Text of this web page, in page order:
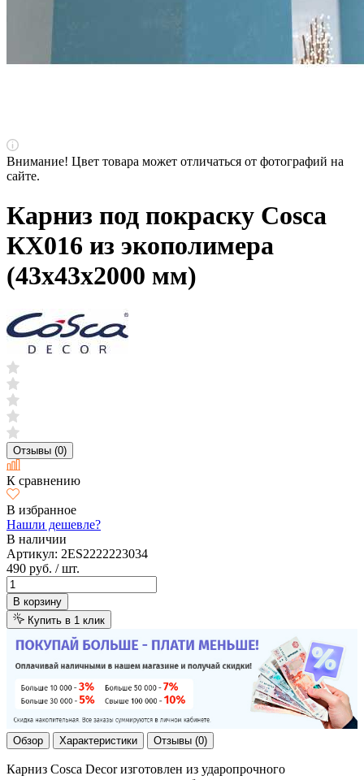
Внимание! Цвет товара может отличаться от фотографий на
сайте.
Карниз под покраску Cosca
КХ016 из экополимера
(43х43х2000 мм)
Отзывы (0)
К сравнению
В избранное
Нашли дешевле?
В наличии
Артикул: 2ES2222223034
490 руб. / шт.
В корзину
Купить в 1 клик
Обзор Характеристики Отзывы (0)
Карниз Cosca Decor изготовлен из ударопрочного